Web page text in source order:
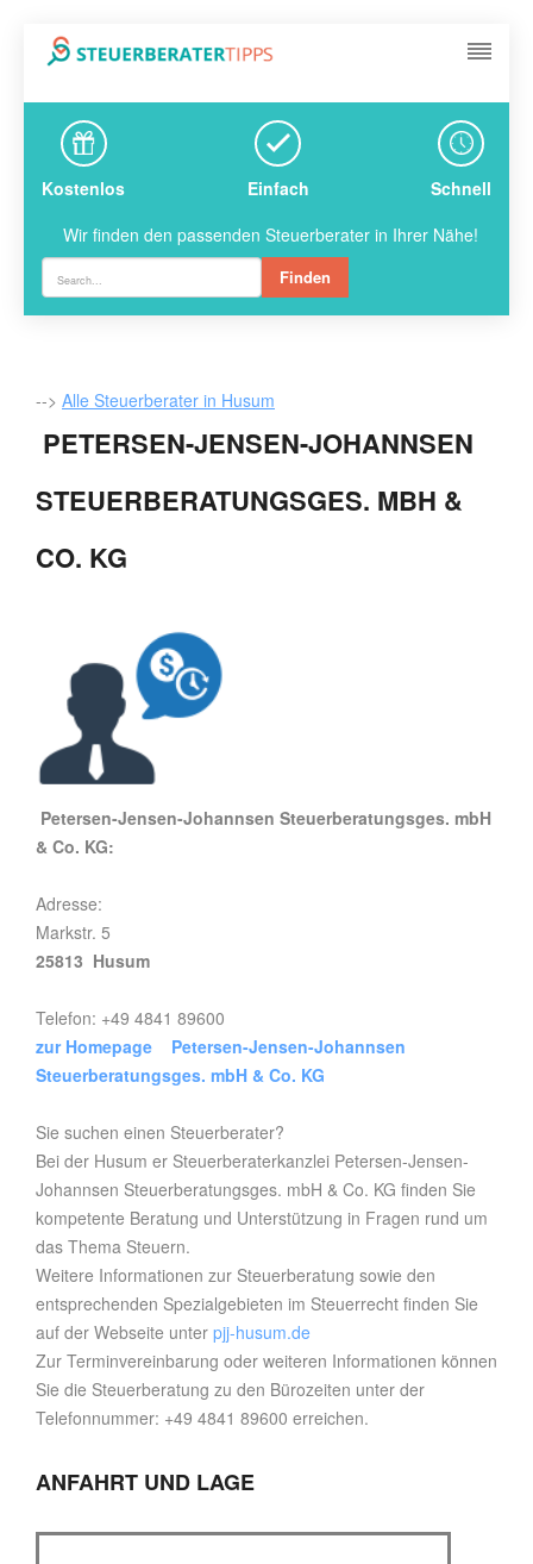
Kostenlos Einfach
Schnell
Wir finden den passenden Steuerberater in Ihrer Nähe!
Finden
--> Alle Steuerberater in Husum
PETERSEN-JENSEN-JOHANNSEN
STEUERBERATUNGSGES. MBH &
CO. KG
Petersen-Jensen-Johannsen Steuerberatungsges. mbH
& Co. KG:
Adresse:
Markstr. 5
25813 Husum
Telefon: +49 4841 89600
zur Homepage Petersen-Jensen-Johannsen
Steuerberatungsges. mbH & Co. KG
Sie suchen einen Steuerberater?
Bei der Husum er Steuerberaterkanzlei Petersen-Jensen-
Johannsen Steuerberatungsges. mbH & Co. KG finden Sie
kompetente Beratung und Unterstützung in Fragen rund um
das Thema Steuern.
Weitere Informationen zur Steuerberatung sowie den
entsprechenden Spezialgebieten im Steuerrecht finden Sie
auf der Webseite unter pjj-husum.de
Zur Terminvereinbarung oder weiteren Informationen können
Sie die Steuerberatung zu den Bürozeiten unter der
Telefonnummer: +49 4841 89600 erreichen.
ANFAHRT UND LAGE